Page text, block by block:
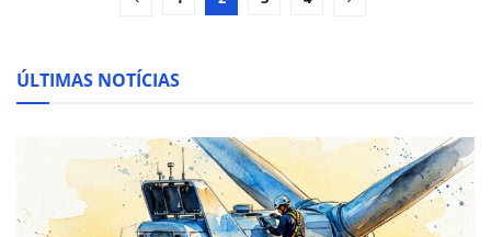
ÚLTIMAS NOTÍCIAS